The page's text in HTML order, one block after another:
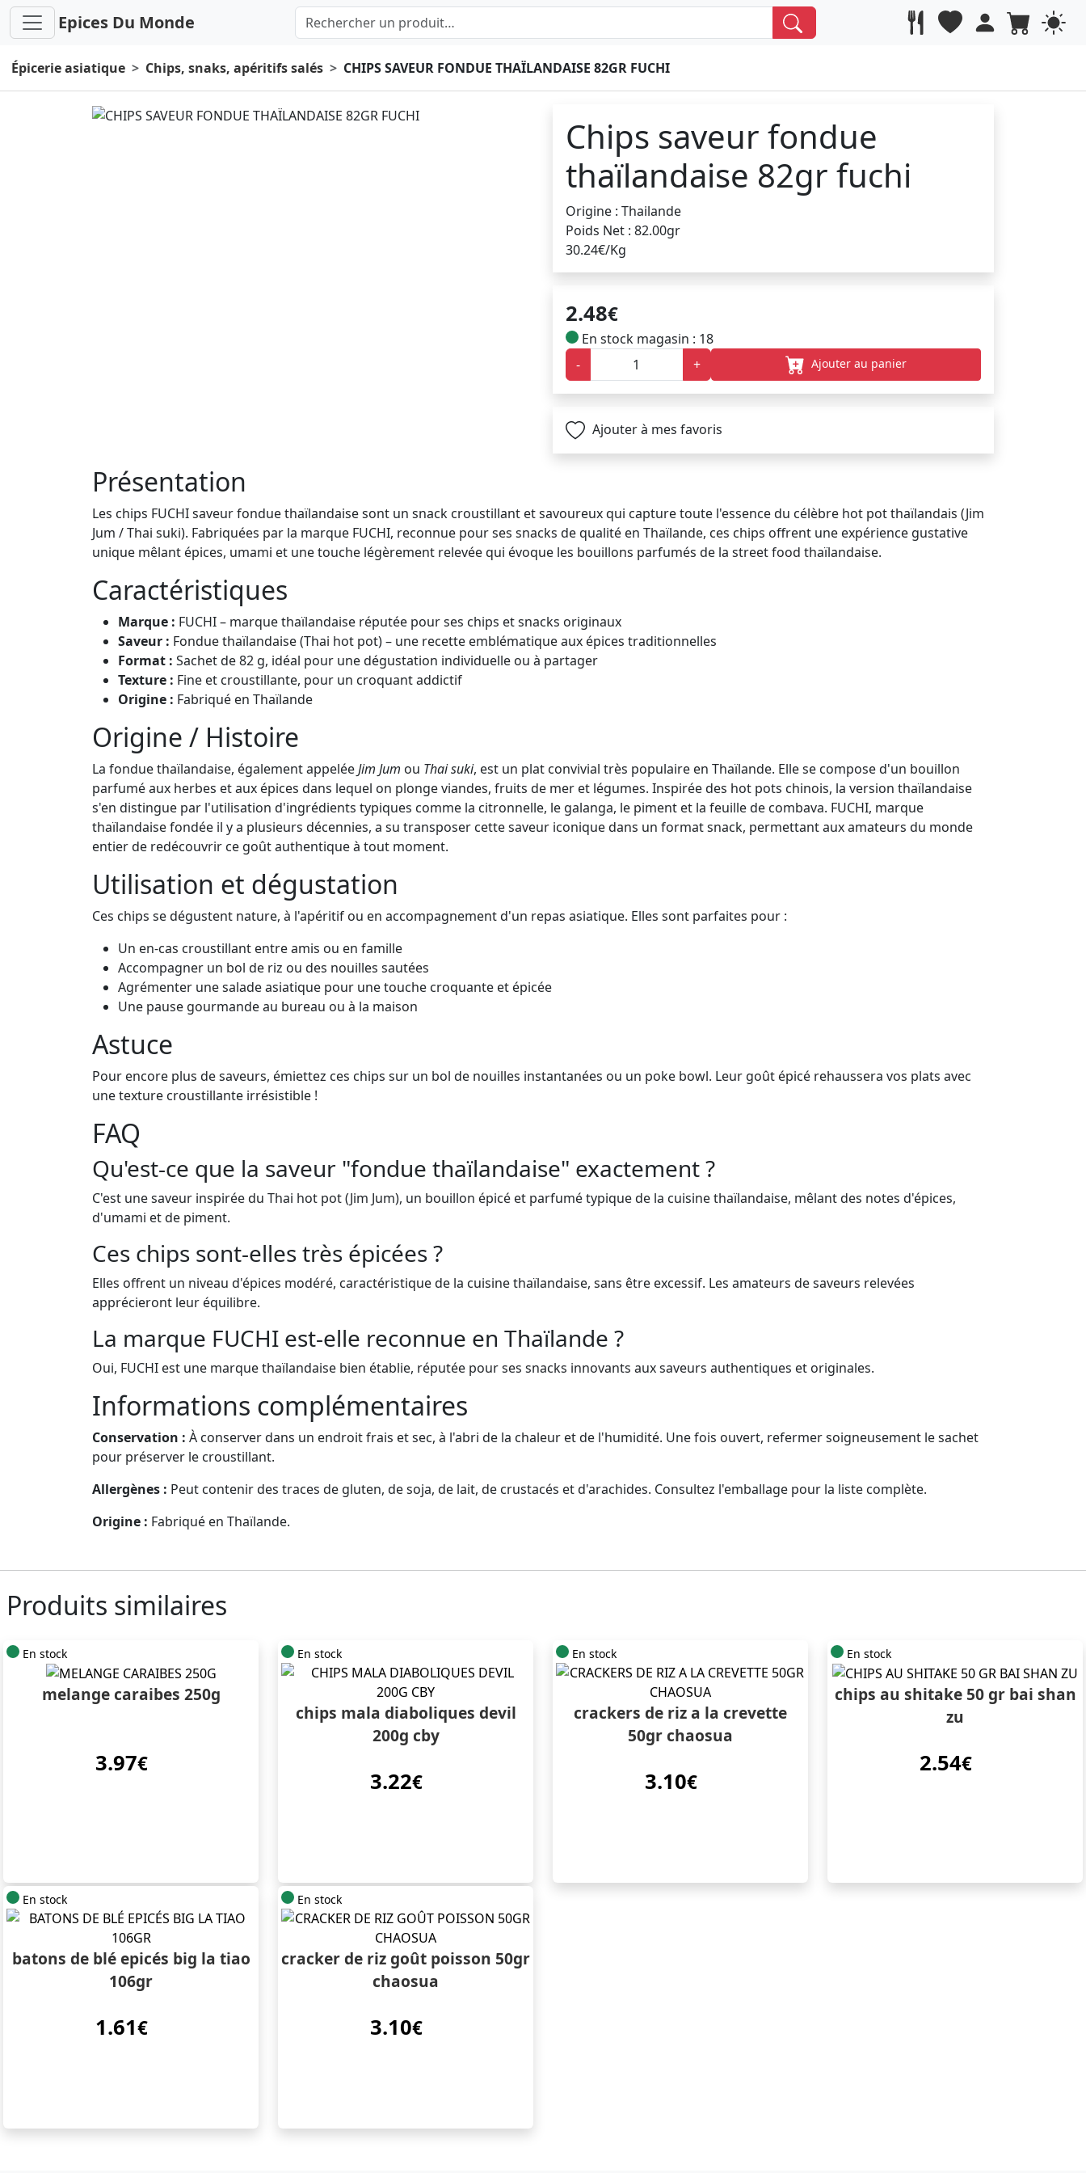
Epices Du Monde
Épicerie asiatique Chips, snaks, apéritifs salés CHIPS SAVEUR FONDUE THAÏLANDAISE 82GR FUCHI
Chips saveur fondue
thaïlandaise 82gr fuchi
Origine : Thailande
Poids Net : 82.00gr
30.24€/Kg
2.48€
En stock magasin : 18
-
+ Ajouter au panier
Ajouter à mes favoris
Présentation
Les chips FUCHI saveur fondue thaïlandaise sont un snack croustillant et savoureux qui capture toute l'essence du célèbre hot pot thaïlandais (Jim
Jum / Thai suki). Fabriquées par la marque FUCHI, reconnue pour ses snacks de qualité en Thaïlande, ces chips offrent une expérience gustative
unique mêlant épices, umami et une touche légèrement relevée qui évoque les bouillons parfumés de la street food thaïlandaise.
Caractéristiques
Marque : FUCHI – marque thaïlandaise réputée pour ses chips et snacks originaux
Saveur : Fondue thaïlandaise (Thai hot pot) – une recette emblématique aux épices traditionnelles
Format : Sachet de 82 g, idéal pour une dégustation individuelle ou à partager
Texture : Fine et croustillante, pour un croquant addictif
Origine : Fabriqué en Thaïlande
Origine / Histoire
La fondue thaïlandaise, également appeléeJim Jum ou Thai suki, est un plat convivial très populaire en Thaïlande. Elle se compose d'un bouillon
parfumé aux herbes et aux épices dans lequel on plonge viandes, fruits de mer et légumes. Inspirée des hot pots chinois, la version thaïlandaise
s'en distingue par l'utilisation d'ingrédients typiques comme la citronnelle, le galanga, le piment et la feuille de combava. FUCHI, marque
thaïlandaise fondée il y a plusieurs décennies, a su transposer cette saveur iconique dans un format snack, permettant aux amateurs du monde
entier de redécouvrir ce goût authentique à tout moment.
Utilisation et dégustation
Ces chips se dégustent nature, à l'apéritif ou en accompagnement d'un repas asiatique. Elles sont parfaites pour :
Un en-cas croustillant entre amis ou en famille
Accompagner un bol de riz ou des nouilles sautées
Agrémenter une salade asiatique pour une touche croquante et épicée
Une pause gourmande au bureau ou à la maison
Astuce
Pour encore plus de saveurs, émiettez ces chips sur un bol de nouilles instantanées ou un poke bowl. Leur goût épicé rehaussera vos plats avec
une texture croustillante irrésistible !
FAQ
Qu'est-ce que la saveur "fondue thaïlandaise" exactement ?
C'est une saveur inspirée du Thai hot pot (Jim Jum), un bouillon épicé et parfumé typique de la cuisine thaïlandaise, mêlant des notes d'épices,
d'umami et de piment.
Ces chips sont-elles très épicées ?
Elles offrent un niveau d'épices modéré, caractéristique de la cuisine thaïlandaise, sans être excessif. Les amateurs de saveurs relevées
apprécieront leur équilibre.
La marque FUCHI est-elle reconnue en Thaïlande ?
Oui, FUCHI est une marque thaïlandaise bien établie, réputée pour ses snacks innovants aux saveurs authentiques et originales.
Informations complémentaires
Conservation : À conserver dans un endroit frais et sec, à l'abri de la chaleur et de l'humidité. Une fois ouvert, refermer soigneusement le sachet
pour préserver le croustillant.
Allergènes : Peut contenir des traces de gluten, de soja, de lait, de crustacés et d'arachides. Consultez l'emballage pour la liste complète.
Origine : Fabriqué en Thaïlande.
Produits similaires
En stock
melange caraibes 250g
3.97€
En stock
chips mala diaboliques devil
200g cby
3.22€
En stock
crackers de riz a la crevette
50gr chaosua
3.10€
En stock
chips au shitake 50 gr bai shan
zu
2.54€
En stock
batons de blé epicés big la tiao
106gr
1.61€
En stock
cracker de riz goût poisson 50gr
chaosua
3.10€